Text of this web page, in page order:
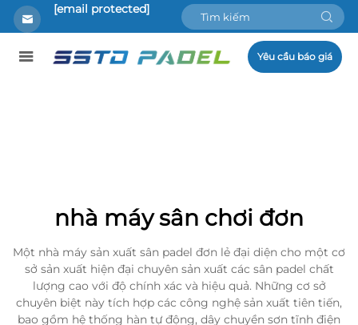
[email protected]
Yêu cầu báo giá
nhà máy sân chơi đơn
Một nhà máy sản xuất sân padel đơn lẻ đại diện cho một cơ
sở sản xuất hiện đại chuyên sản xuất các sân padel chất
lượng cao với độ chính xác và hiệu quả. Những cơ sở
chuyên biệt này tích hợp các công nghệ sản xuất tiên tiến,
bao gồm hệ thống hàn tự động, dây chuyền sơn tĩnh điện